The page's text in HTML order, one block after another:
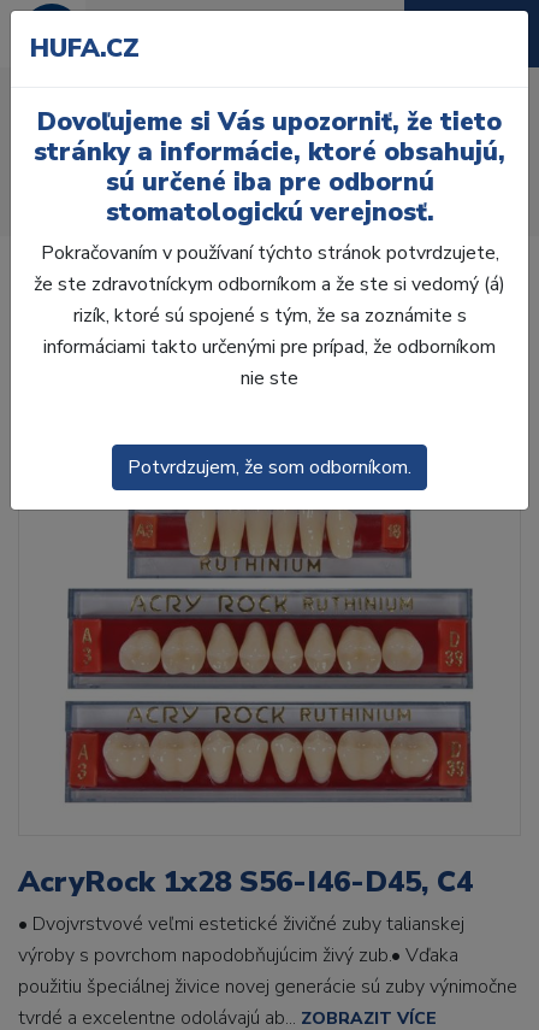
D45, C4
Zuby
AcryRock
AcryRock 1x28 S56-I46-D45, C4
AcryRock 1x28 S56-I46-D45, C4
• Dvojvrstvové veľmi estetické živičné zuby talianskej
výroby s povrchom napodobňujúcim živý zub.• Vďaka
použitiu špeciálnej živice novej generácie sú zuby výnimočne
tvrdé a excelentne odolávajú ab... ZOBRAZIT VÍCE
HUFA.CZ
Dovoľujeme si Vás upozorniť, že tieto
stránky a informácie, ktoré obsahujú,
sú určené iba pre odbornú
stomatologickú verejnosť.
Pokračovaním v používaní týchto stránok potvrdzujete,
že ste zdravotníckym odborníkom a že ste si vedomý (á)
rizík, ktoré sú spojené s tým, že sa zoznámite s
informáciami takto určenými pre prípad, že odborníkom
nie ste
Potvrdzujem, že som odborníkom.